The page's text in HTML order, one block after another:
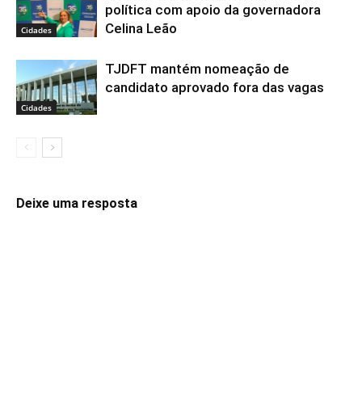
Cidades
política com apoio da governadora
Celina Leão
Cidades
TJDFT mantém nomeação de
candidato aprovado fora das vagas
Deixe uma resposta